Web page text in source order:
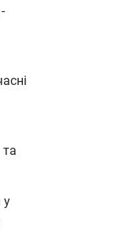
та
у